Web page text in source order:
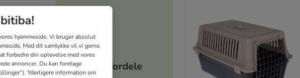
Dine fordele
hjemmeside. Vi bruger absolut
Med dit samtykke vil vi gerne
forbedre din oplevelse med vores
annoncer. Du kan foretage
Yderligere information om